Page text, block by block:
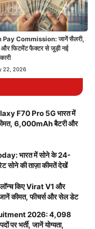
Pay Commission: जानें सैलरी,
फिटमेंट फैक्टर से जुड़ी नई
22, 2026
F70 Pro 5G भारत में
6,000mAh बैटरी और
भारत में सोने के 24-
की ताज़ा कीमतें देखें
किए Virat V1 और
कीमत, फीचर्स और सेल डेट
2026: 4,098
पर भर्ती, जानें योग्यता,